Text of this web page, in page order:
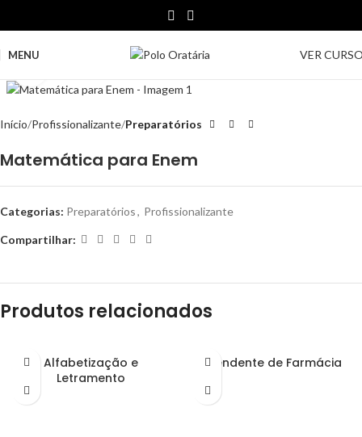
MENU VER
Início Profissionalizante Preparatórios
Matemática para Enem
Categorias: Preparatórios, Profissionalizante
Compartilhar:
Produtos relacionados
Alfabetização e
Letramento
Atendente de Farmácia